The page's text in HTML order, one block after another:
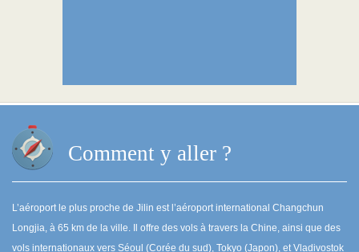
Comment y aller ?
L’aéroport le plus proche de Jilin est l’aéroport international Changchun
Longjia, à 65 km de la ville. Il offre des vols à travers la Chine, ainsi que des
vols internationaux vers Séoul (Corée du sud), Tokyo (Japon), et Vladivostok